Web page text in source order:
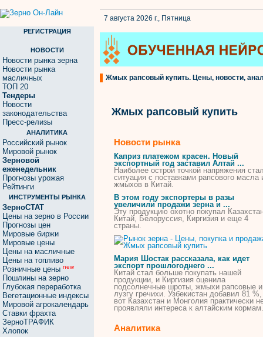
7 августа 2026 г., Пятница
РЕГИСТРАЦИЯ
НОВОСТИ
Новости рынка зерна
Новости рынка
масличных
ТОП 20
Тендеры
Новости
законодательства
Пресс-релизы
АНАЛИТИКА
Российский рынок
Мировой рынок
Зерновой
еженедельник
Прогнозы урожая
Рейтинги
ИНСТРУМЕНТЫ РЫНКА
ЗерноСТАТ
Цены на зерно в России
Прогнозы цен
Мировые биржи
Мировые цены
Цены на масличные
Цены на топливо
Розничные цены new
Пошлины на зерно
Глубокая переработка
Вегетационные индексы
Мировой агрокалендарь
Ставки фрахта
ЗерноТРАФИК
Хлопок
Жмых рапсовый купить. Цены, новости,
Жмых рапсовый купить
Новости рынка
Каприз платежом красен. Новый
экспортный год заставил Алтай ...
Наиболее острой точкой напряжения
ситуация с поставками рапсового масла
жмыхов в Китай.
В этом году экспортеры в разы
увеличили продажи зерна и ...
Эту продукцию охотно покупал
Китай, Белоруссия, Киргизия и еще 4
страны.
Мария Шостак рассказала, как идет
экспорт прошлогоднего ...
Китай стал большепокупать нашей
продукции, и Киргизия оценила
подсолнечные шроты, жмыхи рапсовые и
лузгу гречихи. Узбекистан добавил 81
вот Казахстан и Монголия практически
проявляли интереса к алтайским кормам.
Аналитика